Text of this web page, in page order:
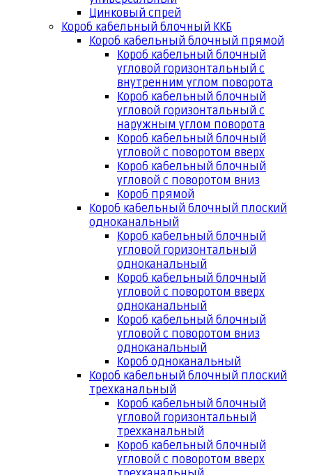
Цинковый спрей
Короб кабельный блочный ККБ
Короб кабельный блочный прямой
Короб кабельный блочный
угловой горизонтальный с
внутренним углом поворота
Короб кабельный блочный
угловой горизонтальный с
наружным углом поворота
Короб кабельный блочный
угловой с поворотом вверх
Короб кабельный блочный
угловой с поворотом вниз
Короб прямой
Короб кабельный блочный плоский
одноканальный
Короб кабельный блочный
угловой горизонтальный
одноканальный
Короб кабельный блочный
угловой с поворотом вверх
одноканальный
Короб кабельный блочный
угловой с поворотом вниз
одноканальный
Короб одноканальный
Короб кабельный блочный плоский
трехканальный
Короб кабельный блочный
угловой горизонтальный
трехканальный
Короб кабельный блочный
угловой с поворотом вверх